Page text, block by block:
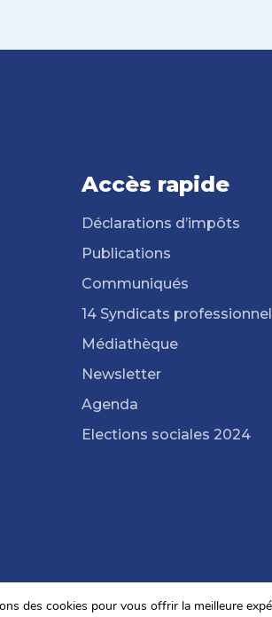
Accès rapide
Déclarations d’impôts
Publications
Communiqués
14 Syndicats
Médiathèque
Newsletter
Agenda
Elections sociales 2024
des cookies pour vous offrir la meilleure